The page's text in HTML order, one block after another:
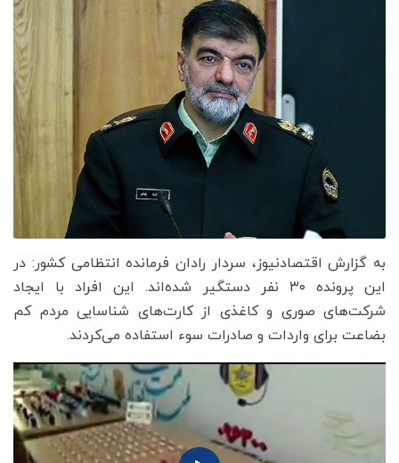
به گزارش اقتصادنیوز، سردار رادان فرمانده انتظامی کشور: در
این پرونده ۳۰ نفر دستگیر شده‌اند. این افراد با ایجاد
شرکت‌های صوری و کاغذی از کارت‌های شناسایی مردم کم
بضاعت برای واردات و صادرات سوء استفاده می‌کردند.